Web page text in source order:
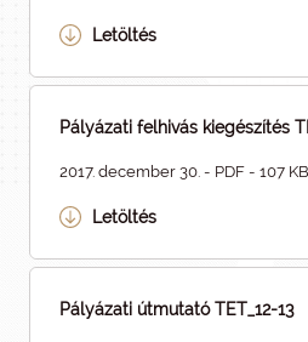
Letöltés
Pályázati felhivás kiegészítés
2017. december 30. - PDF - 107 KB
Letöltés
Pályázati útmutató TET_12-13